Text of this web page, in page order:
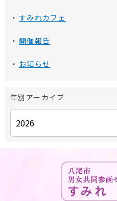
すみれカフェ
開催報告
お知らせ
年別アーカイブ